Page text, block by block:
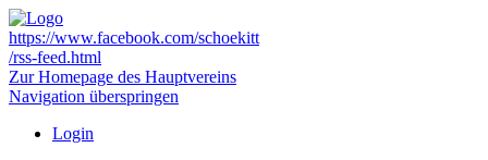
https://www.facebook.com/schoekitt
/rss-feed.html
Zur Homepage des Hauptvereins
Navigation überspringen
Login